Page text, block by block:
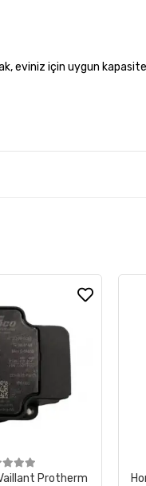
eviniz için uygun
Protherm